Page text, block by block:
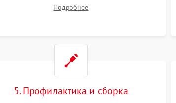
прогаров и поврежденных
Подробнее
5. Профилактика и сборка